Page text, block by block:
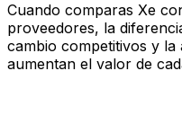
Cuando comparas Xe
proveedores, la
cambio competitivos y la
aumentan el valor de